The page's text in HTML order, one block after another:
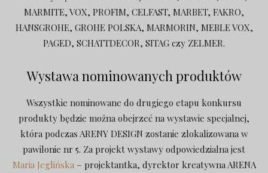
MARMITE, VOX, PROFIM, CELFAST, MARBET, FAKRO,
HANSGROHE, GROHE POLSKA, MARMORIN, MEBLE VOX,
PAGED, SCHATTDECOR, SITAG czy ZELMER.
Wystawa nominowanych produktów
Wszystkie nominowane do drugiego etapu konkursu
produkty będzie można obejrzeć na wystawie specjalnej,
która podczas ARENY DESIGN zostanie zlokalizowana w
pawilonie nr 5. Za projekt wystawy odpowiedzialna jest
Maria Jeglińska – projektantka, dyrektor kreatywna ARENA